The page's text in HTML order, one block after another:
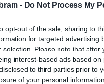
- Do Not Process My
opt-out of the sale, sharing to
for targeted advertising
selection. Please note that
interest-based ads based
to third parties prior to
of your personal